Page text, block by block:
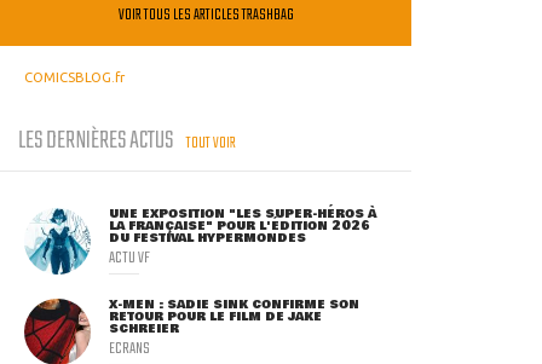
VOIR TOUS LES ARTICLES TRASHBAG
COMICSBLOG.fr
LES DERNIÈRES ACTUS TOUT VOIR
UNE EXPOSITION "LES SUPER-HÉROS À
LA FRANÇAISE" POUR L'ÉDITION 2026
DU FESTIVAL HYPERMONDES
ACTU VF
X-MEN : SADIE SINK CONFIRME SON
RETOUR POUR LE FILM DE JAKE
SCHREIER
ECRANS